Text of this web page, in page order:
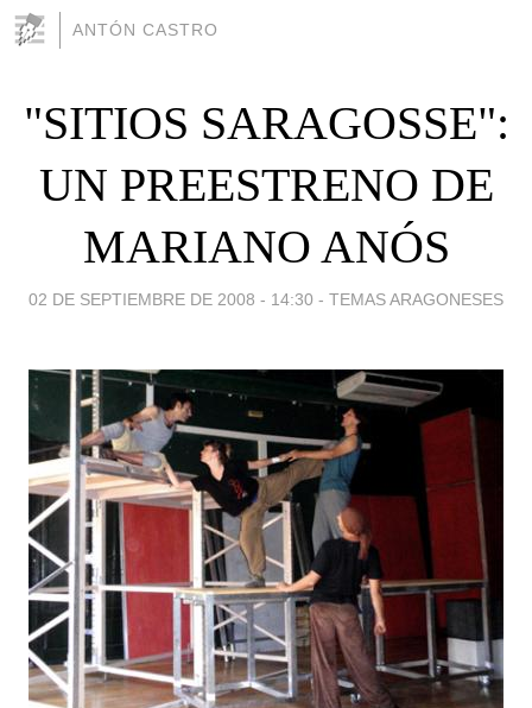
ANTÓN CASTRO
"SITIOS SARAGOSSE":
UN PREESTRENO DE
MARIANO ANÓS
02 DE SEPTIEMBRE DE 2008 - 14:30 - TEMAS ARAGONESES